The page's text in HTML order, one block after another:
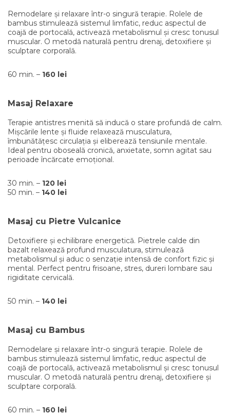
Remodelare și relaxare într-o singură terapie. Rolele de
bambus stimulează sistemul limfatic, reduc aspectul de
coajă de portocală, activează metabolismul și cresc tonusul
muscular. O metodă naturală pentru drenaj, detoxifiere și
sculptare corporală.
60 min. – 160 lei
Masaj Relaxare
Terapie antistres menită să inducă o stare profundă de calm.
Mișcările lente și fluide relaxează musculatura,
îmbunătățesc circulația și eliberează tensiunile mentale.
Ideal pentru oboseală cronică, anxietate, somn agitat sau
perioade încărcate emoțional.
30 min. – 120 lei
50 min. – 140 lei
Masaj cu Pietre Vulcanice
Detoxifiere și echilibrare energetică. Pietrele calde din
bazalt relaxează profund musculatura, stimulează
metabolismul și aduc o senzație intensă de confort fizic și
mental. Perfect pentru frisoane, stres, dureri lombare sau
rigiditate cervicală.
50 min. – 140 lei
Masaj cu Bambus
Remodelare și relaxare într-o singură terapie. Rolele de
bambus stimulează sistemul limfatic, reduc aspectul de
coajă de portocală, activează metabolismul și cresc tonusul
muscular. O metodă naturală pentru drenaj, detoxifiere și
sculptare corporală.
60 min. – 160 lei